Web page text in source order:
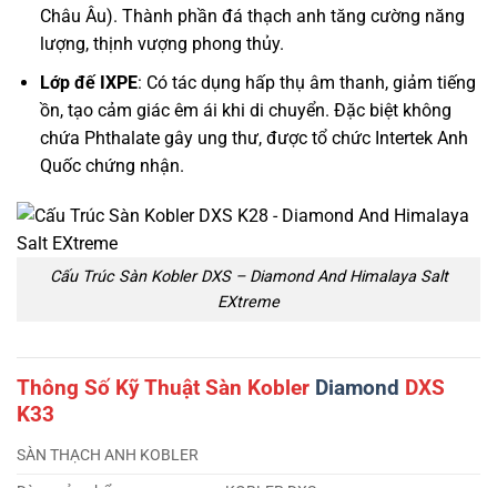
Châu Âu). Thành phần đá thạch anh tăng cường năng
lượng, thịnh vượng phong thủy.
Lớp đế IXPE: Có tác dụng hấp thụ âm thanh, giảm tiếng
ồn, tạo cảm giác êm ái khi di chuyển. Đặc biệt không
chứa Phthalate gây ung thư, được tổ chức Intertek Anh
Quốc chứng nhận.
Cấu Trúc Sàn Kobler DXS – Diamond And Himalaya Salt
EXtreme
Thông Số Kỹ Thuật Sàn Kobler Diamond DXS
K33
SÀN THẠCH ANH KOBLER